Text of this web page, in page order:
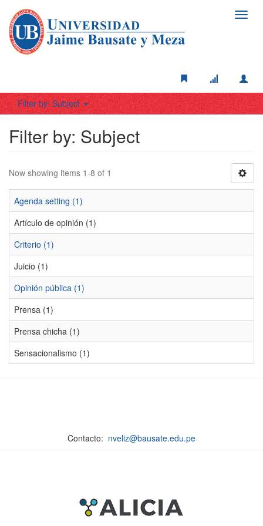
Filter by: Subject
Filter by: Subject
Now showing items 1-8 of 1
Agenda setting (1)
Artículo de opinión (1)
Criterio (1)
Juicio (1)
Opinión pública (1)
Prensa (1)
Prensa chicha (1)
Sensacionalismo (1)
Contacto: nveliz@bausate.edu.pe